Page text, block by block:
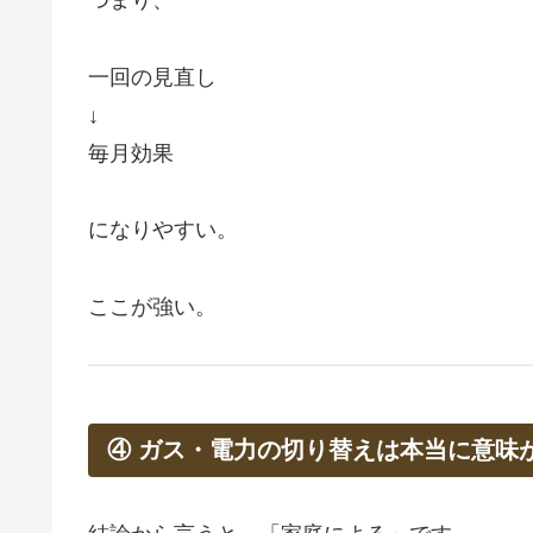
一回の見直し
↓
毎月効果
になりやすい。
ここが強い。
④ ガス・電力の切り替えは本当に意味